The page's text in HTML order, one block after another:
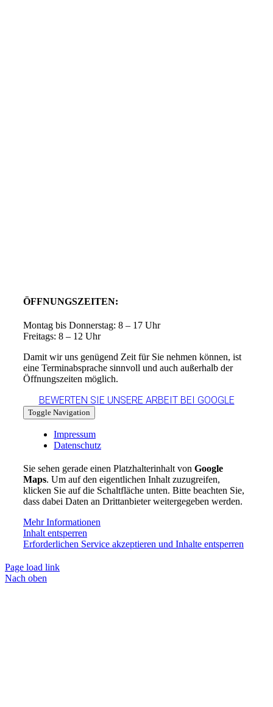
ÖFFNUNGSZEITEN:
Montag bis Donnerstag: 8 – 17 Uhr
Freitags: 8 – 12 Uhr
Damit wir uns genügend Zeit für Sie nehmen können, ist
eine Terminabsprache sinnvoll und auch außerhalb der
Öffnungszeiten möglich.
BEWERTEN SIE UNSERE ARBEIT BEI GOOGLE
Toggle Navigation
Impressum
Datenschutz
Sie sehen gerade einen Platzhalterinhalt von Google
Maps. Um auf den eigentlichen Inhalt zuzugreifen,
klicken Sie auf die Schaltfläche unten. Bitte beachten Sie,
dass dabei Daten an Drittanbieter weitergegeben werden.
Mehr Informationen
Inhalt entsperren
Erforderlichen Service akzeptieren und Inhalte entsperren
Page load link
Nach oben